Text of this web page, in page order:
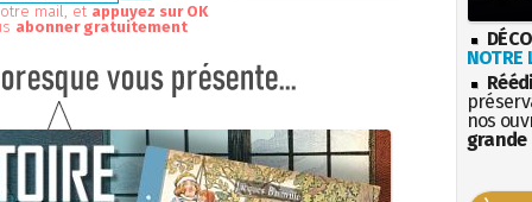
mail, et appuyez sur OK
abonner gratuitement
NOTRE
nos
grande